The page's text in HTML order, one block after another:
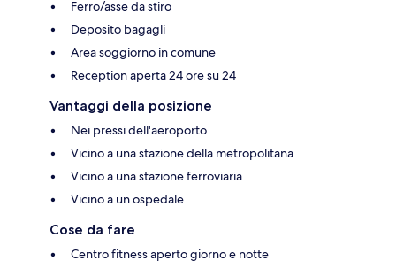
Ferro/asse da stiro
Deposito bagagli
Area soggiorno in comune
Reception aperta 24 ore su 24
Vantaggi della posizione
Nei pressi dell'aeroporto
Vicino a una stazione della metropolitana
Vicino a una stazione ferroviaria
Vicino a un ospedale
Cose da fare
Centro fitness aperto giorno e notte